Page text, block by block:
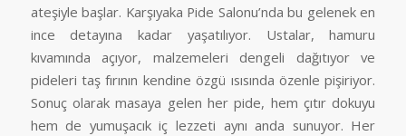
ateşiyle başlar. Karşıyaka Pide Salonu’nda bu gelenek en
ince detayına kadar yaşatılıyor. Ustalar, hamuru
kıvamında açıyor, malzemeleri dengeli dağıtıyor ve
pideleri taş fırının kendine özgü ısısında özenle pişiriyor.
Sonuç olarak masaya gelen her pide, hem çıtır dokuyu
hem de yumuşacık iç lezzeti aynı anda sunuyor. Her